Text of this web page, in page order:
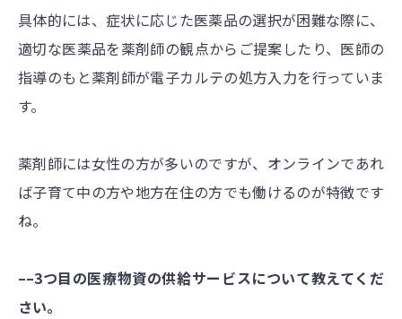
具体的には、症状に応じた医薬品の選択が困難な際に、
適切な医薬品を薬剤師の観点からご提案したり、医師の
指導のもと薬剤師が電子カルテの処方入力を行っていま
す。
薬剤師には女性の方が多いのですが、オンラインであれ
ば子育て中の方や地方在住の方でも働けるのが特徴です
ね。
––3つ目の医療物資の供給サービスについて教えてくだ
さい。